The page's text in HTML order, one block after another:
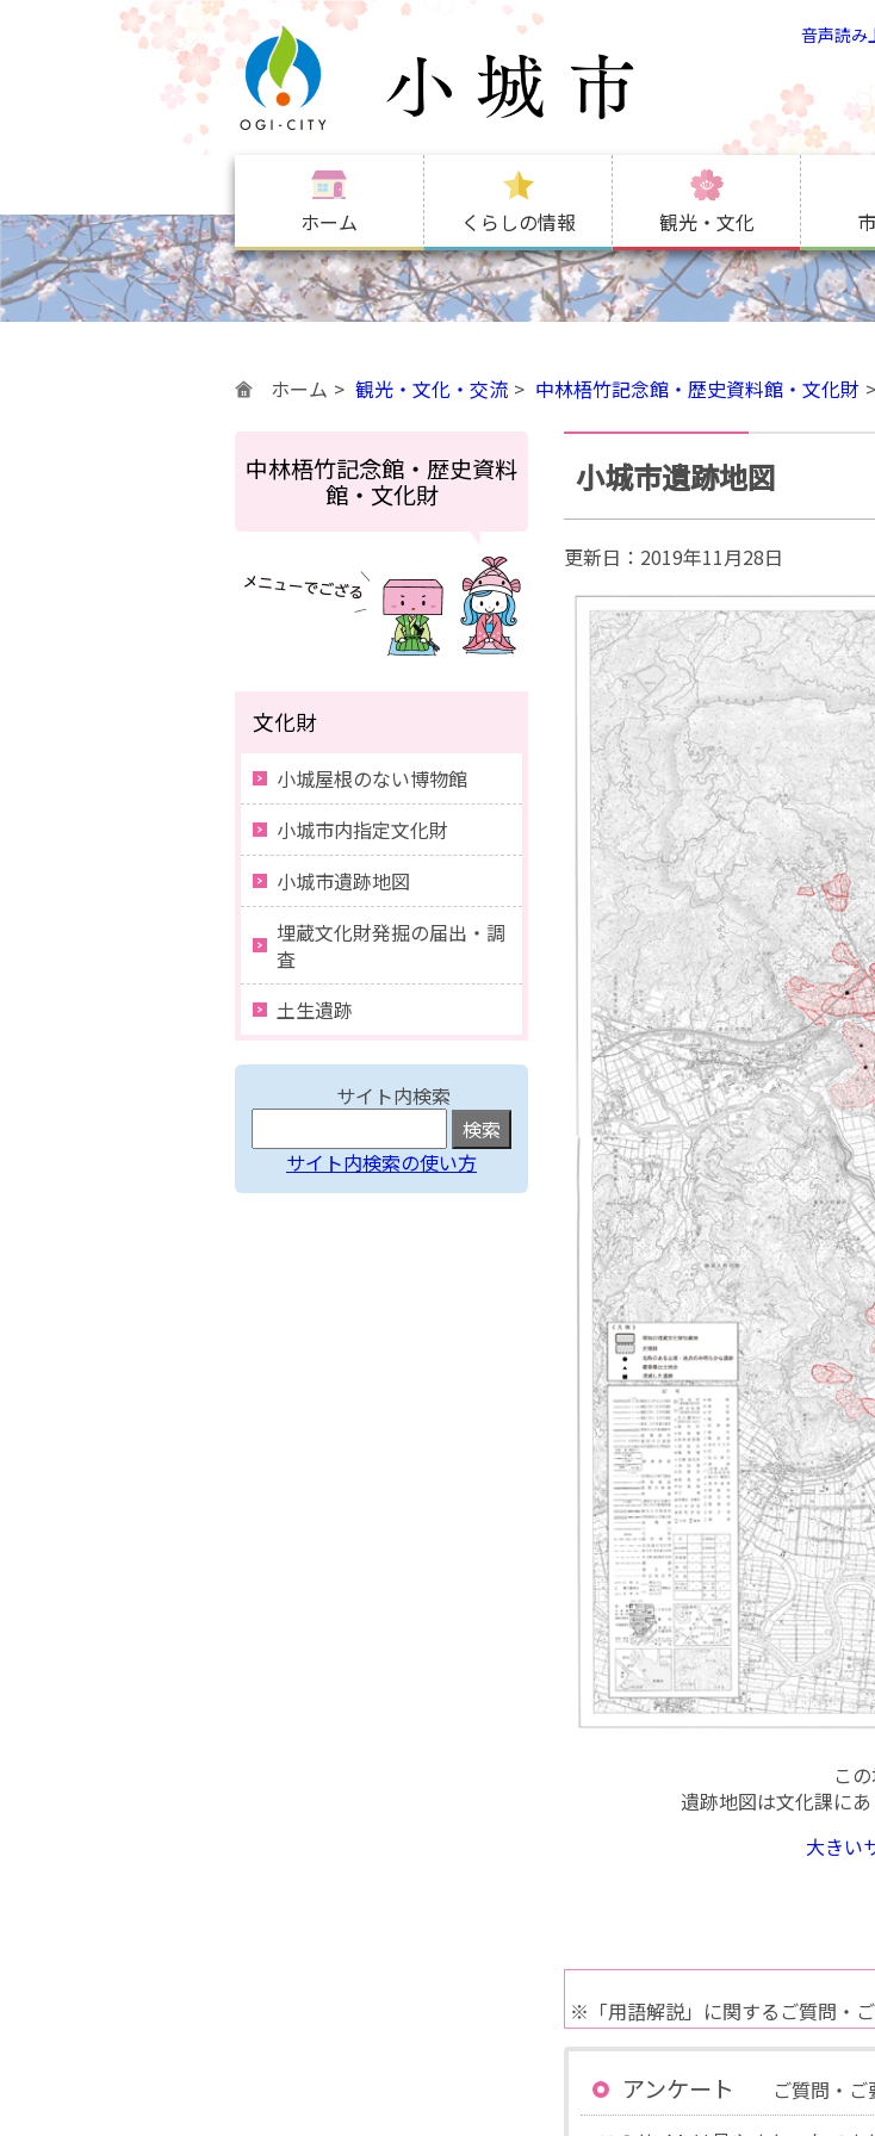
音声読み
ホーム くらしの情報 観光・文化
ホーム 観光・文化・交流 中林梧竹記念館・歴史資料館・文化財
小城市遺跡地図
更新日： 2019年11月28日
こ
遺跡地図は文化課に
大きい
※「用語解説」に関するご質問・ご
アンケート ご質問・ご
中林梧竹記念館・歴史資料
館・文化財
文化財
小城屋根のない博物館
小城市内指定文化財
小城市遺跡地図
埋蔵文化財発掘の届出・調
査
土生遺跡
サイト内検索
サイト内検索の使い方